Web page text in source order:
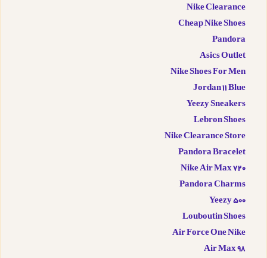
Nike Clearance
Cheap Nike Shoes
Pandora
Asics Outlet
Nike Shoes For Men
Jordan 11 Blue
Yeezy Sneakers
Lebron Shoes
Nike Clearance Store
Pandora Bracelet
Nike Air Max 720
Pandora Charms
Yeezy 500
Louboutin Shoes
Air Force One Nike
Air Max 98